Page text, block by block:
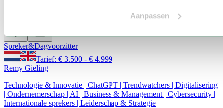
Aanpassen
Spreker&Dagvoorzitter
Tarief: € 3.500 - € 4.999
Remy Gieling
Technologie & Innovatie | ChatGPT | Trendwatchers | Digitalisering
| Ondernemerschap | AI | Business & Management | Cybersecurity |
Internationale sprekers | Leiderschap & Strategie